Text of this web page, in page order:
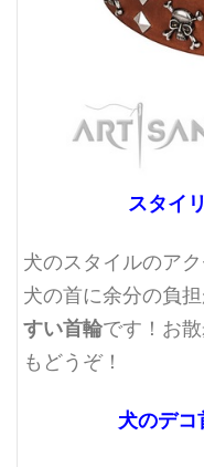
スタイ
犬のスタイルのアク
犬の首に余分の負
すい首輪です！ お
もどうぞ！
犬のデ